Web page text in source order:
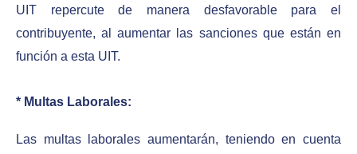
UIT repercute de manera desfavorable para el
contribuyente, al aumentar las sanciones que están en
función a esta UIT.
* Multas Laborales:
Las multas laborales aumentarán, teniendo en cuenta